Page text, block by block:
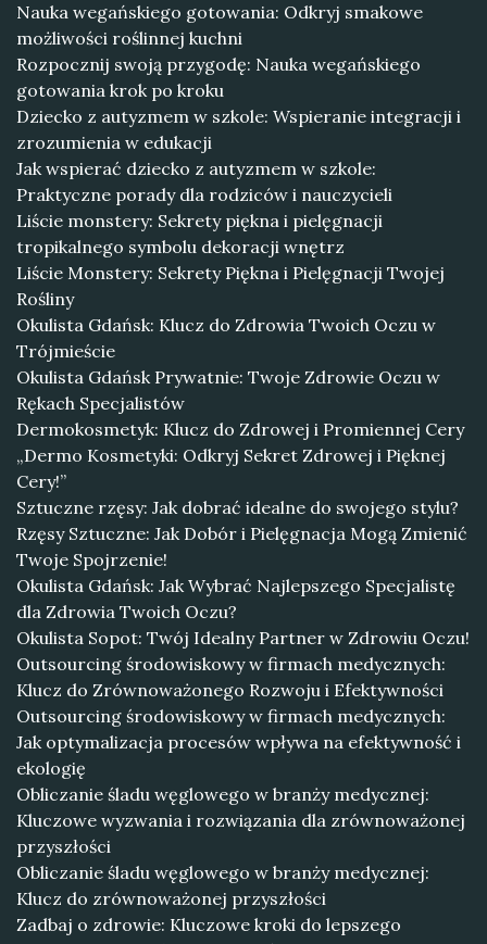
Nauka wegańskiego gotowania: Odkryj smakowe
możliwości roślinnej kuchni
Rozpocznij swoją przygodę: Nauka wegańskiego
gotowania krok po kroku
Dziecko z autyzmem w szkole: Wspieranie integracji i
zrozumienia w edukacji
Jak wspierać dziecko z autyzmem w szkole:
Praktyczne porady dla rodziców i nauczycieli
Liście monstery: Sekrety piękna i pielęgnacji
tropikalnego symbolu dekoracji wnętrz
Liście Monstery: Sekrety Piękna i Pielęgnacji Twojej
Rośliny
Okulista Gdańsk: Klucz do Zdrowia Twoich Oczu w
Trójmieście
Okulista Gdańsk Prywatnie: Twoje Zdrowie Oczu w
Rękach Specjalistów
Dermokosmetyk: Klucz do Zdrowej i Promiennej Cery
„Dermo Kosmetyki: Odkryj Sekret Zdrowej i Pięknej
Cery!”
Sztuczne rzęsy: Jak dobrać idealne do swojego stylu?
Rzęsy Sztuczne: Jak Dobór i Pielęgnacja Mogą Zmienić
Twoje Spojrzenie!
Okulista Gdańsk: Jak Wybrać Najlepszego Specjalistę
dla Zdrowia Twoich Oczu?
Okulista Sopot: Twój Idealny Partner w Zdrowiu Oczu!
Outsourcing środowiskowy w firmach medycznych:
Klucz do Zrównoważonego Rozwoju i Efektywności
Outsourcing środowiskowy w firmach medycznych:
Jak optymalizacja procesów wpływa na efektywność i
ekologię
Obliczanie śladu węglowego w branży medycznej:
Kluczowe wyzwania i rozwiązania dla zrównoważonej
przyszłości
Obliczanie śladu węglowego w branży medycznej:
Klucz do zrównoważonej przyszłości
Zadbaj o zdrowie: Kluczowe kroki do lepszego